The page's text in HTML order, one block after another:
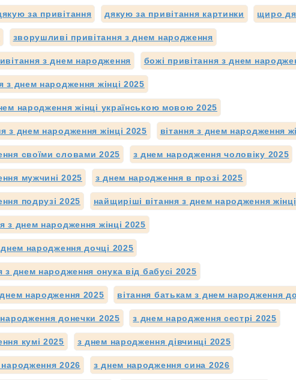
за привітання дякую за привітання картинки щиро
зворушливі привітання з днем народження
з днем народження божі привітання з днем
з днем народження жінці 2025
народження жінці українською мовою 2025
з днем народження жінці 2025 вітання з днем народження
своїми словами 2025 з днем народження чоловіку 2025
мужчині 2025 з днем народження в прозі 2025
подрузі 2025 найщиріші вітання з днем народження
з днем народження жінці 2025
днем народження дочці 2025
з днем народження онука від бабусі 2025
народження 2025 вітання батькам з днем народження
донечки 2025 з днем народження сестрі 2025
кумі 2025 з днем народження дівчинці 2025
2026 з днем народження сина 2026